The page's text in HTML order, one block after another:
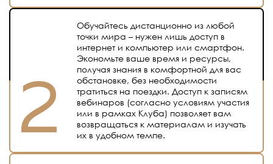
Обучайтесь дистанционно из любой
точки мира – нужен лишь доступ в
интернет и компьютер или смартфон.
Экономьте ваше время и ресурсы,
получая знания в комфортной для вас
обстановке, без необходимости
тратиться на поездки. Доступ к записям
вебинаров (согласно условиям участия
или в рамках Клуба) позволяет вам
возвращаться к материалам и изучать
их в удобном темпе.